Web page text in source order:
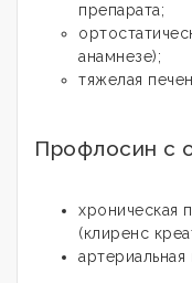
препарата;
анамнезе);
тяжелая
Профлосин с
хроническая
(клиренс
артериальная